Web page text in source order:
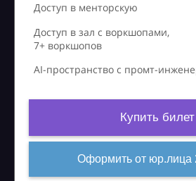
Доступ в менторскую
Доступ в зал с воркшопами,
7+ воркшопов
AI-пространство с промт-
Купить билет
Оформить от юр.лица